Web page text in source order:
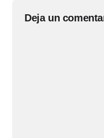
Deja un